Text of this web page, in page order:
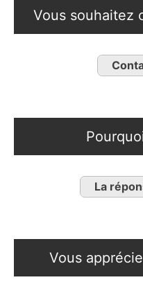
Vous souhaitez
La
Vous